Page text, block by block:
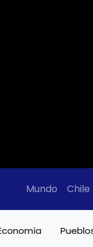
Mundo Chile